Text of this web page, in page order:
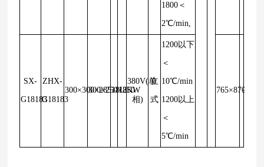
1800＜
2℃/min,
SX-
G18183
ZHX-
G18183
300×300×285300×250×250
18L18KW
380V(单
相)
立
式
1200以下
＜
10℃/min
1200以上
＜
5℃/min
－